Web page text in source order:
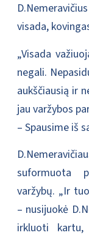
visada,
„Visada
negali.
aukščiausią ir
jau varžybos
– Spausime iš
suformuota
varžybų. „Ir
– nusijuokė
irkluoti